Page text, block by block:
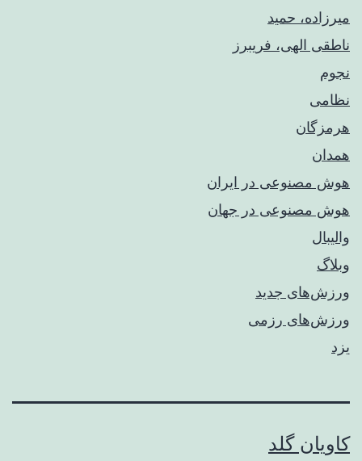
میرزاده، حمید
ناطقی الهی، فریبرز
نجوم
نظامی
هرمزگان
همدان
هوش مصنوعی در ایران
هوش مصنوعی در جهان
والیبال
وبلاگ
ورزش‌های جدید
ورزش‌های رزمی
یزد
کاویان گلد